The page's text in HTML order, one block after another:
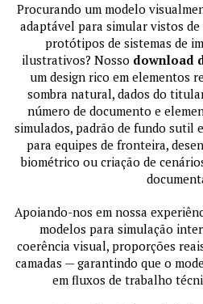
Procurando um modelo
adaptável para simular vistos
protótipos de sistemas de
ilustrativos? Nosso download
um design rico em elementos
sombra natural, dados do
número de documento e
simulados, padrão de fundo sutil
para equipes de fronteira,
biométrico ou criação de
Apoiando-nos em nossa
modelos para simulação
coerência visual, proporções
camadas — garantindo que o
em fluxos de trabalho